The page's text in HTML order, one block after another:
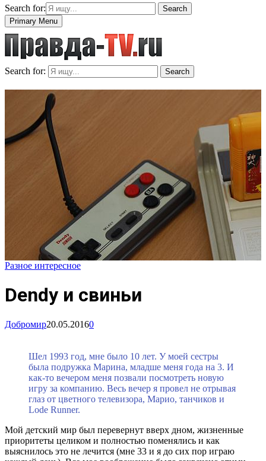
Search for:
Search
Primary Menu
Search for: Search
Разное интересное
Dendy и свиньи
Добромир20.05.20160
Шел 1993 год, мне было 10 лет. У моей сестры
была подружка Марина, младше меня года на 3. И
как-то вечером меня позвали посмотреть новую
игру за компанию. Весь вечер я провел не отрывая
глаз от цветного телевизора, Марио, танчиков и
Lode Runner.
Мой детский мир был перевернут вверх дном, жизненные
приоритеты целиком и полностью поменялись и как
выяснилось это не лечится (мне 33 и я до сих пор играю